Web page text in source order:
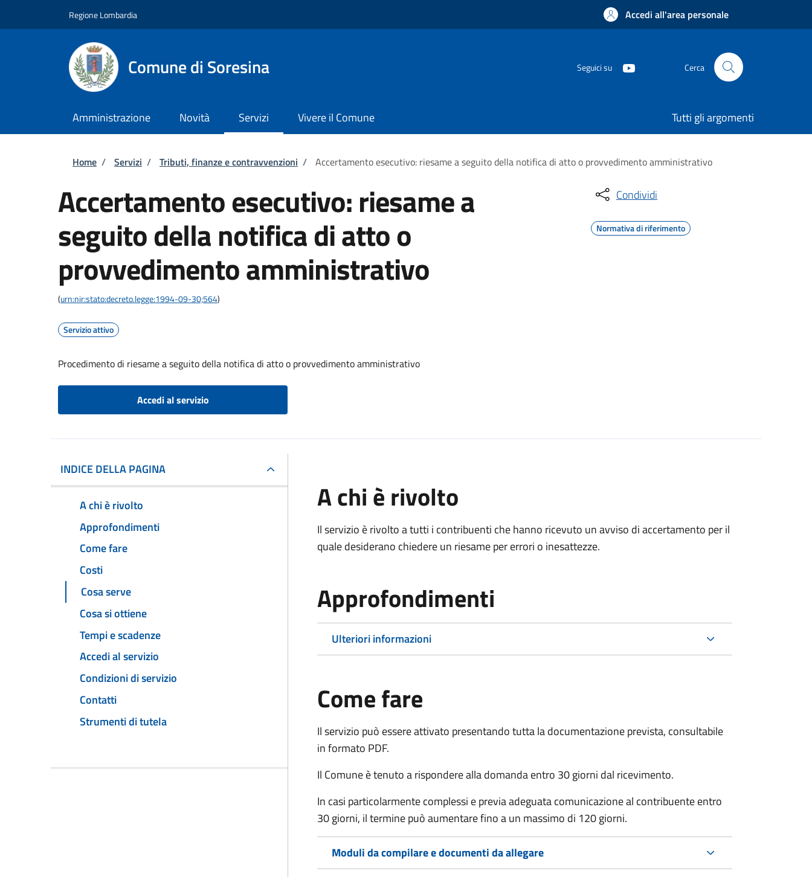
Regione Lombardia Accedi all'area personale
Comune di Soresina Seguici su Cerca
Amministrazione Novità Servizi Vivere il Comune Tutti gli argomenti
Briciole di pane
Home / Servizi / Tributi, finanze e contravvenzioni / Accertamento esecutivo: riesame a seguito della notifica di atto o provvedimento amministrativo
Accertamento esecutivo: riesame a
seguito della notifica di atto o
provvedimento amministrativo
(urn:nir:stato:decreto.legge:1994-09-30;564)
Servizio attivo
Procedimento di riesame a seguito della notifica di atto o provvedimento amministrativo
Accedi al servizio
Condividi
Normativa di riferimento
INDICE DELLA PAGINA
A chi è rivolto
Approfondimenti
Come fare
Costi
Cosa serve
Cosa si ottiene
Tempi e scadenze
Accedi al servizio
Condizioni di servizio
Contatti
Strumenti di tutela
A chi è rivolto
Il servizio è rivolto a tutti i contribuenti che hanno ricevuto un avviso di accertamento per il
quale desiderano chiedere un riesame per errori o inesattezze.
Approfondimenti
Ulteriori informazioni
Come fare
Il servizio può essere attivato presentando tutta la documentazione prevista, consultabile
in formato PDF.
Il Comune è tenuto a rispondere alla domanda entro 30 giorni dal ricevimento.
In casi particolarmente complessi e previa adeguata comunicazione al contribuente entro
30 giorni, il termine può aumentare fino a un massimo di 120 giorni.
Moduli da compilare e documenti da allegare